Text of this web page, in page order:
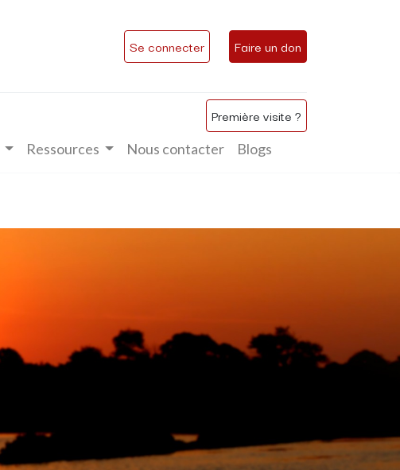
Se connecter Faire un don
Première visite ?
Ressources Nous contacter Blogs